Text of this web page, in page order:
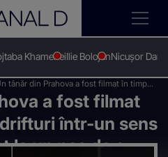
KhameneiIlie BolojanNicușor Dan
tânăr din Prahova a fost filmat în timp
făcea drifturi într-un sens giratoriu. El a
la un pas de a provoca o tragedie
a fost filmat
într-un sens
la un pas de a